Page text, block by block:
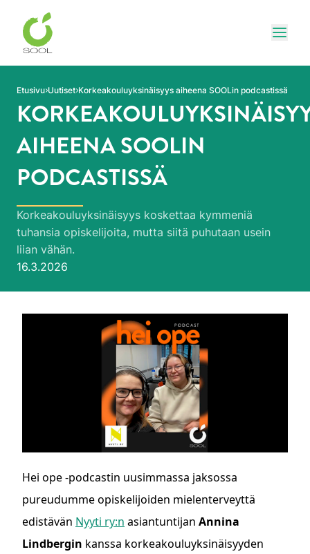
Siirry sivun sisältöön
Etusivu Uutiset Korkeakouluyksinäisyys aiheena SOOLin podcastissä
AIHEENA SOOLIN
PODCASTISSÄ
Korkeakouluyksinäisyys koskettaa kymmeniä
tuhansia opiskelijoita, mutta siitä puhutaan usein
liian vähän.
Julkaistu:
16.3.2026
Hei ope -podcastin uusimmassa jaksossa
pureudumme opiskelijoiden mielenterveyttä
edistävän Nyyti ry:n asiantuntijan Annina
Lindbergin kanssa korkeakouluyksinäisyyden